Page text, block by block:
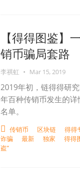
【得得图鉴】
销币骗局套路
李祺虹 • Mar 15, 2019
2019年初，链得得研
年百种传销币发生的
名单。
传销币 区块链
得得
诈骗
最新 独家 得得
盗”